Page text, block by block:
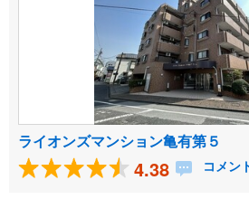
ライオンズマンション亀有第５
4.38 コメン